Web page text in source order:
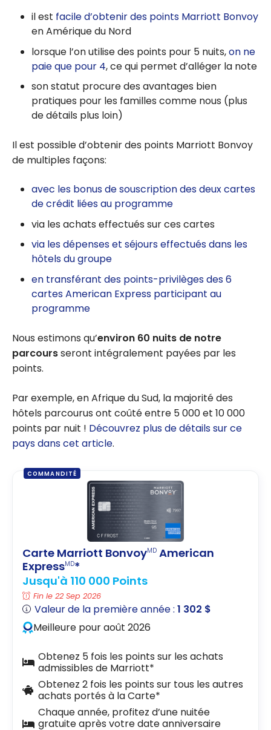
il est facile d’obtenir des points Marriott Bonvoy
en Amérique du Nord
lorsque l’on utilise des points pour 5 nuits,on ne
paie que pour 4, ce qui permet d’alléger la note
son statut procure des avantages bien
pratiques pour les familles comme nous (plus
de détails plus loin)
Il est possible d’obtenir des points Marriott Bonvoy
de multiples façons:
avec les bonus de souscription des deux cartes
de crédit liées au programme
via les achats effectués sur ces cartes
via les dépenses et séjours effectués dans les
hôtels du groupe
en transférant des points-privilèges des 6
cartes American Express participant au
programme
Nous estimons qu’environ 60 nuits de notre
parcoursseront intégralement payées par les
points.
Par exemple, en Afrique du Sud, la majorité des
hôtels parcourus ont coûté entre 5 000 et 10 000
points par nuit ! Découvrez plus de détails sur ce
pays dans cet article.
COMMANDITÉ
Carte Marriott BonvoyMD American
ExpressMD*
Jusqu'à 110 000 Points
Fin le 22 Sep 2026
Valeur de la première année :1 302 $
Meilleure pour août 2026
Obtenez 5 fois les points sur les achats
admissibles de Marriott*
Obtenez 2 fois les points sur tous les autres
achats portés à la Carte*
Chaque année, profitez d’une nuitée
gratuite après votre date anniversaire